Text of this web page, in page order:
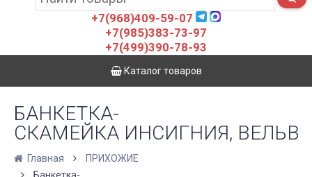
+7(968)409-59-07
+7(985)383-73-97
+7(499)390-78-93
Каталог товаров
БАНКЕТКА-
СКАМЕЙКА ИНСИГНИЯ,
Главная
ПРИХОЖИЕ